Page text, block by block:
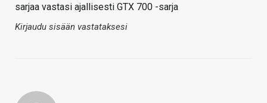
sarjaa vastasi ajallisesti GTX 700 -sarja
Kirjaudu sisään vastataksesi